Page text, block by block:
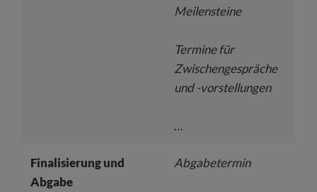
Meilensteine
Termine für
Zwischengespräche
und -vorstellungen
…
Finalisierung und
Abgabe
Abgabetermin